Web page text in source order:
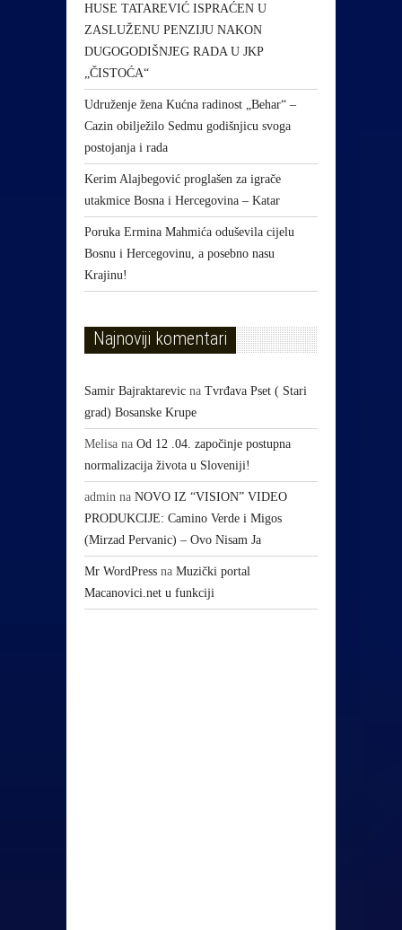
HUSE TATAREVIĆ ISPRAĆEN U
ZASLUŽENU PENZIJU NAKON
DUGOGODIŠNJEG RADA U JKP
„ČISTOĆA“
Udruženje žena Kućna radinost „Behar“ –
Cazin obilježilo Sedmu godišnjicu svoga
postojanja i rada
Kerim Alajbegović proglašen za igrače
utakmice Bosna i Hercegovina – Katar
Poruka Ermina Mahmića oduševila cijelu
Bosnu i Hercegovinu, a posebno nasu
Krajinu!
Najnoviji komentari
Samir Bajraktarevic na Tvrđava Pset ( Stari
grad) Bosanske Krupe
Melisa na Od 12 .04. započinje postupna
normalizacija života u Sloveniji!
admin na NOVO IZ “VISION” VIDEO
PRODUKCIJE: Camino Verde i Migos
(Mirzad Pervanic) – Ovo Nisam Ja
Mr WordPress na Muzički portal
Macanovici.net u funkciji